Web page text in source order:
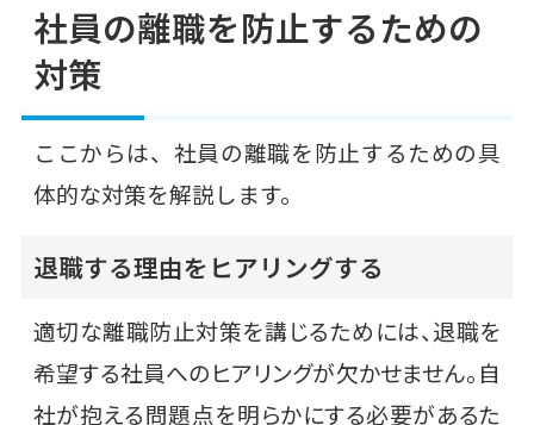
社員の離職を防止するための
対策
ここからは、社員の離職を防止するための具
体的な対策を解説します。
退職する理由をヒアリングする
適切な離職防止対策を講じるためには、退職を
希望する社員へのヒアリングが欠かせません。自
社が抱える問題点を明らかにする必要があるた